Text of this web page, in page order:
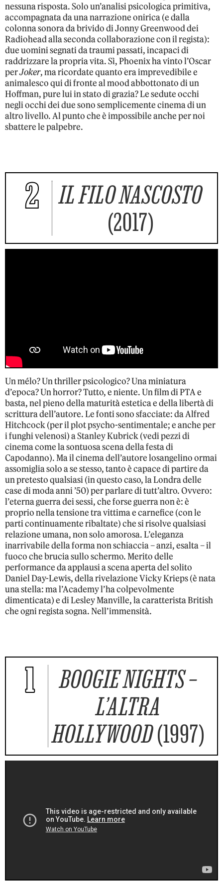
nessuna risposta. Solo un’analisi psicologica primitiva,
accompagnata da una narrazione onirica (e dalla
colonna sonora da brivido di Jonny Greenwood dei
Radiohead alla seconda collaborazione con il regista):
due uomini segnati da traumi passati, incapaci di
raddrizzare la propria vita. Sì, Phoenix ha vinto l’Oscar
perJoker, ma ricordate quanto era imprevedibile e
animalesco qui di fronte al mood abbottonato di un
Hoffman, pure lui in stato di grazia? Le sedute occhi
negli occhi dei due sono semplicemente cinema di un
altro livello. Al punto che è impossibile anche per noi
sbattere le palpebre.
2
IL FILO NASCOSTO
(2017)
Un mélo? Un thriller psicologico? Una miniatura
d’epoca? Un horror? Tutto, e niente. Un film di PTA e
basta, nel pieno della maturità estetica e della libertà di
scrittura dell’autore. Le fonti sono sfacciate: da Alfred
Hitchcock (per il plot psycho-sentimentale; e anche per
i funghi velenosi) a Stanley Kubrick (vedi pezzi di
cinema come la sontuosa scena della festa di
Capodanno). Ma il cinema dell’autore losangelino ormai
assomiglia solo a se stesso, tanto è capace di partire da
un pretesto qualsiasi (in questo caso, la Londra delle
case di moda anni ’50) per parlare di tutt’altro. Ovvero:
l’eterna guerra dei sessi, che forse guerra non è: è
proprio nella tensione tra vittima e carnefice (con le
parti continuamente ribaltate) che si risolve qualsiasi
relazione umana, non solo amorosa. L’eleganza
inarrivabile della forma non schiaccia – anzi, esalta – il
fuoco che brucia sullo schermo. Merito delle
performance da applausi a scena aperta del solito
Daniel Day-Lewis, della rivelazione Vicky Krieps (è nata
una stella: ma l’Academy l’ha colpevolmente
dimenticata) e di Lesley Manville, la caratterista British
che ogni regista sogna. Nell’immensità.
1
BOOGIE NIGHTS –
L’ALTRA
HOLLYWOOD(1997)